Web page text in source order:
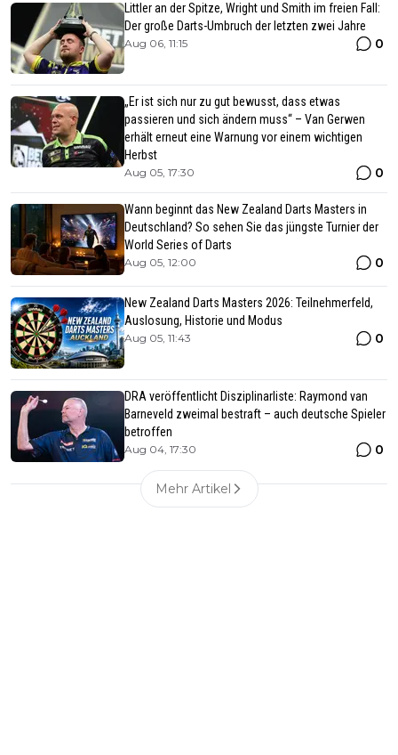
Littler an der Spitze, Wright und Smith im freien Fall:
Der große Darts-Umbruch der letzten zwei Jahre
Aug 06, 11:15 0
„Er ist sich nur zu gut bewusst, dass etwas
passieren und sich ändern muss“ – Van Gerwen
erhält erneut eine Warnung vor einem wichtigen
Herbst
Aug 05, 17:30 0
Wann beginnt das New Zealand Darts Masters in
Deutschland? So sehen Sie das jüngste Turnier der
World Series of Darts
Aug 05, 12:00 0
New Zealand Darts Masters 2026: Teilnehmerfeld,
Auslosung, Historie und Modus
Aug 05, 11:43 0
DRA veröffentlicht Disziplinarliste: Raymond van
Barneveld zweimal bestraft – auch deutsche Spieler
betroffen
Aug 04, 17:30 0
Mehr Artikel